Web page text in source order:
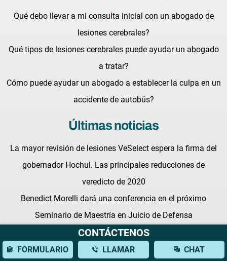
Qué debo llevar a mi consulta inicial con un abogado de
lesiones cerebrales?
Qué tipos de lesiones cerebrales puede ayudar un abogado
a tratar?
Cómo puede ayudar un abogado a establecer la culpa en un
accidente de autobús?
Últimas noticias
La mayor revisión de lesiones VeSelect espera la firma del
gobernador Hochul. Las principales reducciones de
veredicto de 2020
Benedict Morelli dará una conferencia en el próximo
Seminario de Maestría en Juicio de Defensa
Luchando por tus derechos: Qué esperar de un abogado de
lesiones personales en New York
CONTÁCTENOS
FORMULARIO LLAMAR CHAT